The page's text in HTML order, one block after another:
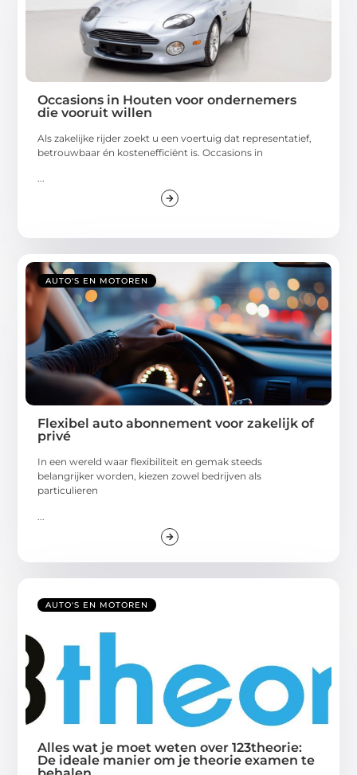
Occasions in Houten voor ondernemers
die vooruit willen
Als zakelijke rijder zoekt u een voertuig dat representatief,
betrouwbaar én kostenefficiënt is. Occasions in
...
AUTO'S EN MOTOREN
Flexibel auto abonnement voor zakelijk of
privé
In een wereld waar flexibiliteit en gemak steeds
belangrijker worden, kiezen zowel bedrijven als
particulieren
AUTO'S EN MOTOREN
Alles wat je moet weten over 123theorie:
De ideale manier om je theorie examen te